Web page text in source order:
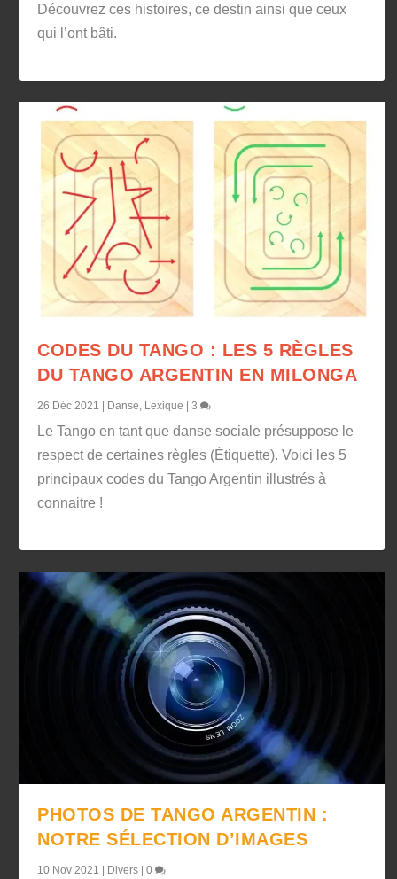
Découvrez ces histoires, ce destin ainsi que ceux
qui l’ont bâti.
CODES DU TANGO : LES 5 RÈGLES
DU TANGO ARGENTIN EN MILONGA
26 Déc 2021 Danse, Lexique |3
Le Tango en tant que danse sociale présuppose le
respect de certaines règles (Étiquette). Voici les 5
principaux codes du Tango Argentin illustrés à
connaitre !
PHOTOS DE TANGO ARGENTIN :
NOTRE SÉLECTION D’IMAGES
10 Nov 2021 | Divers |0